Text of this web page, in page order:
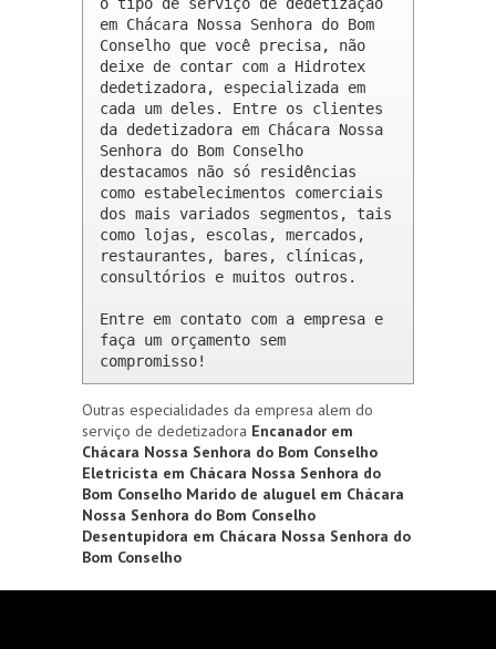
em Chácara Nossa Senhora do Bom
Conselho que você precisa, não
deixe de contar com a Hidrotex
dedetizadora, especializada em
cada um deles. Entre os clientes
da dedetizadora em Chácara Nossa
Senhora do Bom Conselho
destacamos não só residências
como estabelecimentos comerciais
dos mais variados segmentos, tais
como lojas, escolas, mercados,
restaurantes, bares, clínicas,
consultórios e muitos outros.
Entre em contato com a empresa e
faça um orçamento sem
compromisso!
Outras especialidades da empresa alem do
serviço de dedetizadora Encanador em
Chácara Nossa Senhora do Bom Conselho
Eletricista em Chácara Nossa Senhora do
Bom Conselho Marido de aluguel em Chácara
Nossa Senhora do Bom Conselho
Desentupidora em Chácara Nossa Senhora do
Bom Conselho